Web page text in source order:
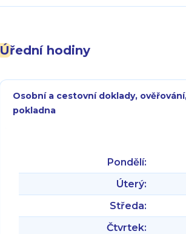
Úřední hodiny
Osobní a cestovní doklady,
pokladna
Pondělí:
Úterý:
Středa:
Čtvrtek: